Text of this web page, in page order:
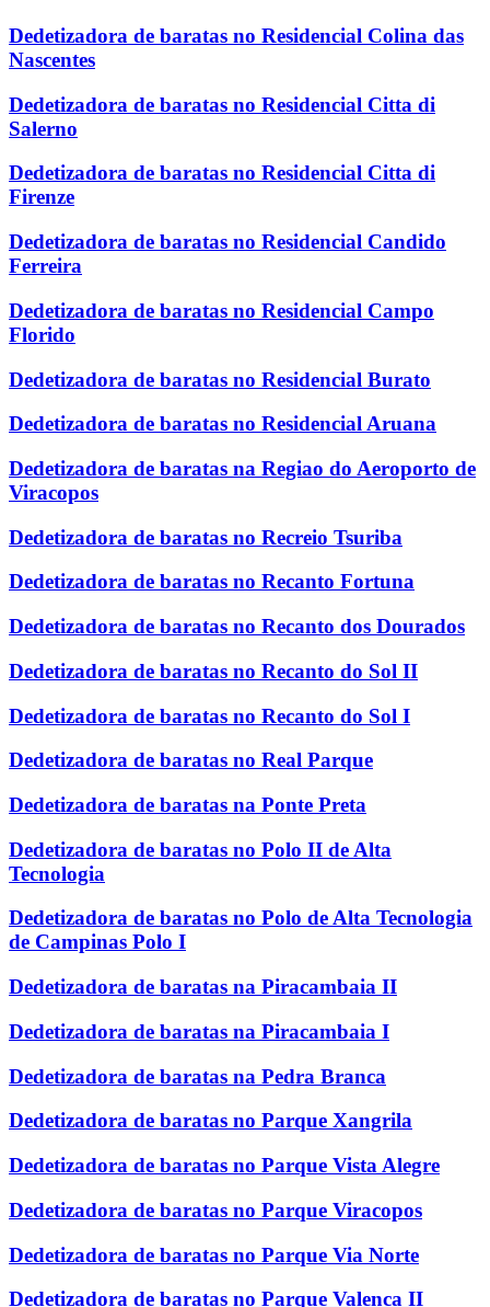
Dedetizadora de baratas no Residencial Colina das
Nascentes
Dedetizadora de baratas no Residencial Citta di
Salerno
Dedetizadora de baratas no Residencial Citta di
Firenze
Dedetizadora de baratas no Residencial Candido
Ferreira
Dedetizadora de baratas no Residencial Campo
Florido
Dedetizadora de baratas no Residencial Burato
Dedetizadora de baratas no Residencial Aruana
Dedetizadora de baratas na Regiao do Aeroporto de
Viracopos
Dedetizadora de baratas no Recreio Tsuriba
Dedetizadora de baratas no Recanto Fortuna
Dedetizadora de baratas no Recanto dos Dourados
Dedetizadora de baratas no Recanto do Sol II
Dedetizadora de baratas no Recanto do Sol I
Dedetizadora de baratas no Real Parque
Dedetizadora de baratas na Ponte Preta
Dedetizadora de baratas no Polo II de Alta
Tecnologia
Dedetizadora de baratas no Polo de Alta Tecnologia
de Campinas Polo I
Dedetizadora de baratas na Piracambaia II
Dedetizadora de baratas na Piracambaia I
Dedetizadora de baratas na Pedra Branca
Dedetizadora de baratas no Parque Xangrila
Dedetizadora de baratas no Parque Vista Alegre
Dedetizadora de baratas no Parque Viracopos
Dedetizadora de baratas no Parque Via Norte
Dedetizadora de baratas no Parque Valenca II